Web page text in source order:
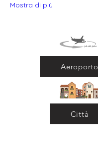
Mostra di più
Aeroporto
Città